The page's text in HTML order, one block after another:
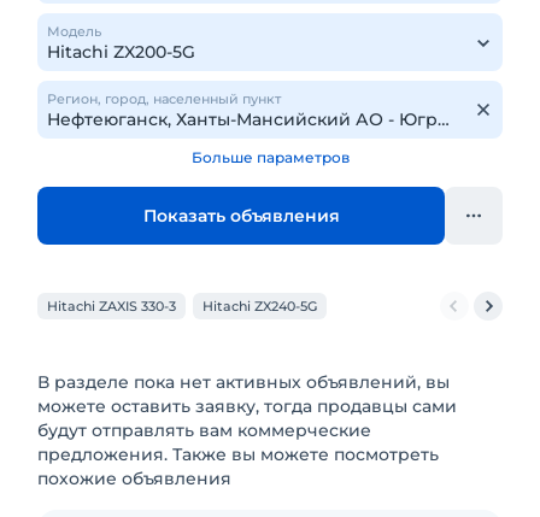
Модель
Регион, город, населенный пункт
Больше параметров
Показать объявления
Hitachi ZAXIS 330-3 Hitachi ZX240-5G
В разделе пока нет активных объявлений, вы
можете оставить заявку, тогда продавцы сами
будут отправлять вам коммерческие
предложения. Также вы можете посмотреть
похожие объявления